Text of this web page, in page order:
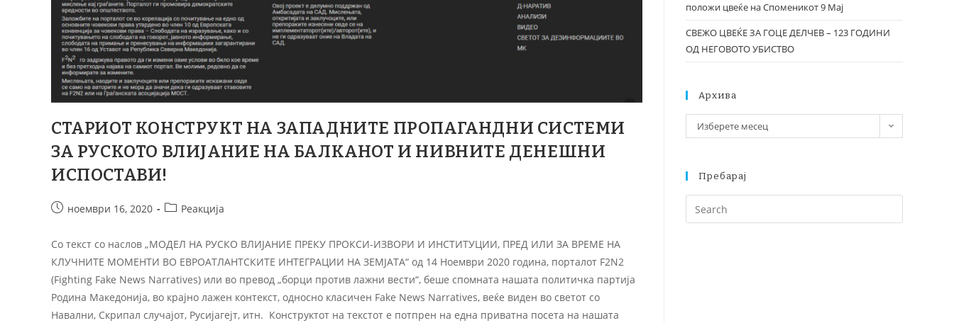
СТАРИОТ КОНСТРУКТ НА ЗАПАДНИТЕ ПРОПАГАНДНИ СИСТЕМИ
ЗА РУСКОТО ВЛИЈАНИЕ НА БАЛКАНОТ И НИВНИТЕ ДЕНЕШНИ
ИСПОСТАВИ!
ноември 16, 2020 Реакција
Со текст со наслов „МОДЕЛ НА РУСКО ВЛИЈАНИЕ ПРЕКУ ПРОКСИ-ИЗВОРИ И ИНСТИТУЦИИ, ПРЕД ИЛИ ЗА ВРЕМЕ НА
КЛУЧНИТЕ МОМЕНТИ ВО ЕВРОАТЛАНТСКИТЕ ИНТЕГРАЦИИ НА ЗЕМЈАТА“ од 14 Ноември 2020 година, порталот F2N2
(Fighting Fake News Narratives) или во превод „борци против лажни вести“, беше спомната нашата политичка партија
Родина Македонија, во крајно лажен контекст, односно класичен Fake News Narratives, веќе виден во светот со
Навални, Скрипал случајот, Русијагејт, итн. Конструктот на текстот е потпрен на една приватна посета на нашата
положи цвеќе на Споменикот 9 Мај
СВЕЖО ЦВЕЌЕ ЗА ГОЦЕ ДЕЛЧЕВ – 123 ГОДИНИ
ОД НЕГОВОТО УБИСТВО
Архива
Изберете месец
Пребарај